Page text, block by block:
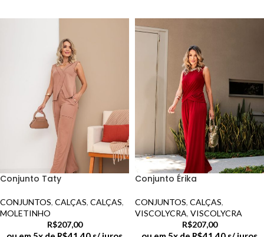
Conjunto Taty
CONJUNTOS, CALÇAS, CALÇAS,
MOLETINHO
R$207,00
Conjunto Érika
CONJUNTOS, CALÇAS,
VISCOLYCRA, VISCOLYCRA
R$207,00